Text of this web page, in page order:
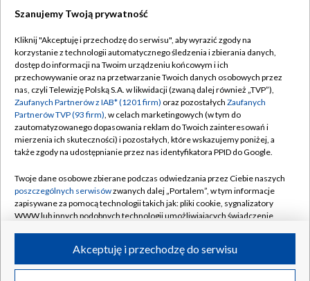
TVP
Abonament TVP
Emisja w TVP
Centrum informacji TVP
Naziemna Telewizja Cyfrowa
Rada Programowa
System NOS
Informacje o nadawcy
Program dla prasy
Regulamin TVP
Polityka prywatności
Moje zgody
Pomoc
Kontakt
Kanały
©2026 Telewizja Polska S.A. w likwidacji
Szanujemy Twoją prywatność
Kliknij "Akceptuję i przechodzę do serwisu", aby wyrazić zgody na
korzystanie z technologii automatycznego śledzenia i zbierania danych,
dostęp do informacji na Twoim urządzeniu końcowym i ich
przechowywanie oraz na przetwarzanie Twoich danych osobowych przez
nas, czyli Telewizję Polską S.A. w likwidacji (zwaną dalej również „TVP”),
Zaufanych Partnerów z IAB* (1201 firm) oraz pozostałych Zaufanych
Partnerów TVP (93 firm), w celach marketingowych (w tym do
zautomatyzowanego dopasowania reklam do Twoich zainteresowań i
mierzenia ich skuteczności) i pozostałych, które wskazujemy poniżej, a
także zgody na udostępnianie przez nas identyfikatora PPID do Google.
Twoje dane osobowe zbierane podczas odwiedzania przez Ciebie naszych
poszczególnych serwisówzwanych dalej „Portalem”, w tym informacje
zapisywane za pomocą technologii takich jak: pliki cookie, sygnalizatory
WWW lub innych podobnych technologii umożliwiających świadczenie
ruchu w Internecie.Akceptuję i przechodzę do serwisu